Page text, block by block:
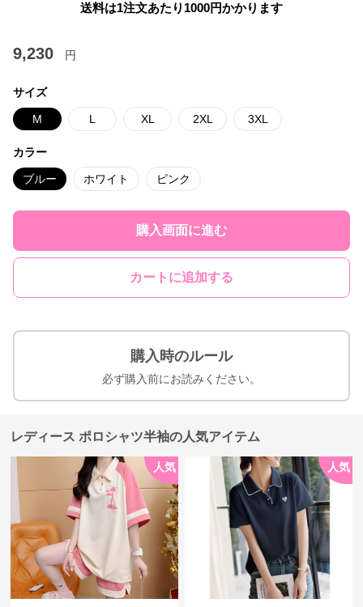
送料は1注文あたり 1000円かかります
9,230 円
サイズ
M L XL 2XL 3XL
カラー
ブルー ホワイト ピンク
購入画面に進む
カートに追加する
購入時のルール
必ず購入前にお読みください。
レディース ポロシャツ半袖の人気アイテム
人気 人気